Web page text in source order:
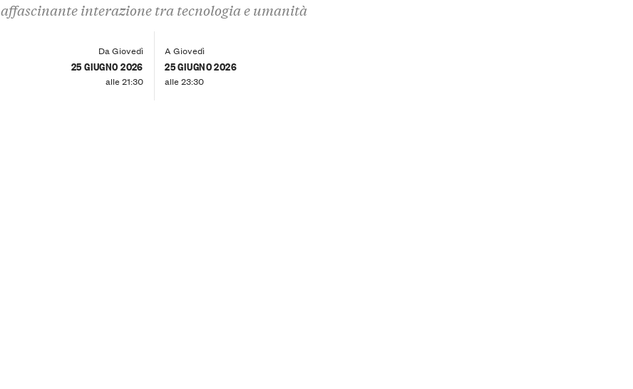
affascinante interazione tra tecnologia e umanità
Da Giovedì
25 GIUGNO 2026
alle 21:30
A Giovedì
25 GIUGNO 2026
alle 23:30